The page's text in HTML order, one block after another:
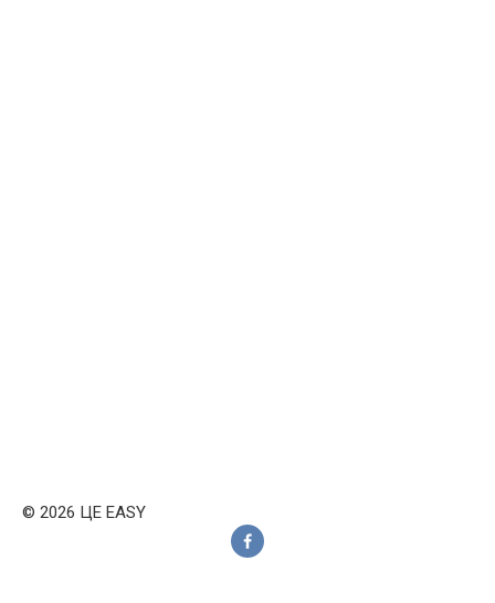
© 2026 ЦЕ EASY